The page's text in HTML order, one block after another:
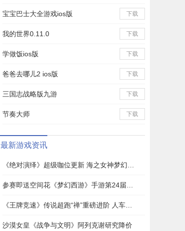
宝宝巴士大全游戏ios版 下载
我的世界0.11.0 下载
学做饭ios版 下载
爸爸去哪儿2 ios版 下载
三国志战略版九游 下载
节奏大师 下载
最新游戏资讯
沙漠女皇《战争与文明》阿列克谢研究降价